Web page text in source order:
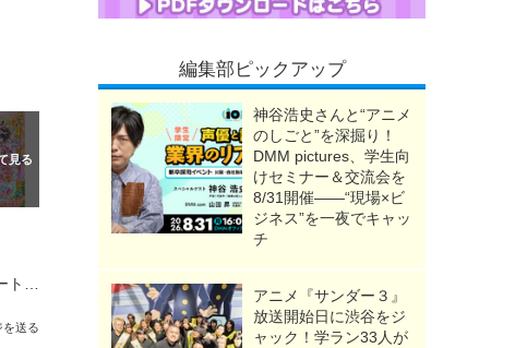
を送る
編集部ピックアップ
神谷浩史さんと“アニメ
のしごと”を深掘り！
DMM pictures、学生向
けセミナー＆交流会を
8/31開催――“現場×ビ
ジネス”を一夜でキャッ
チ
アニメ『サンダー３』
放送開始日に渋谷をジ
ャック！学ラン33人が